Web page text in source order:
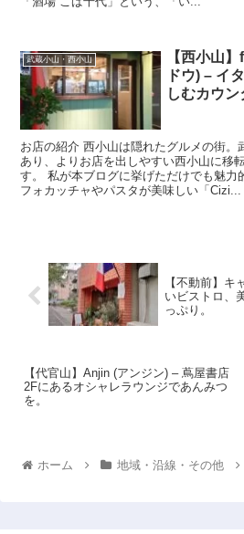
武蔵小山・西小山
【西小山
ドウ) – イ
しむカウン
お店の紹介 西小山は隠れたグルメの街。
あり、よりお店を出しやすい西小山に移
す。 私が本ブログに挙げただけでも魅力
フォカッチャやパスタが美味しい「Cizi...
【不動前】キ
いビストロ、
っぷり。
【代官山】Anjin (アンジン) – 蔦屋書店
2Fにあるオシャレラウンジであんみつ
を。
ホーム 地域・沿線・その他